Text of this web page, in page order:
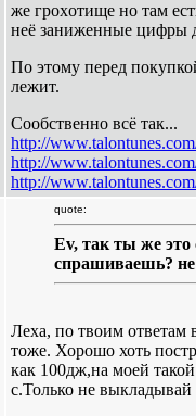
же гроxотище но там
неё заниженные цифры
По этому перед
лежит.
Сообственно всё так...
http://
http://
http://
quote:
Ev, так ты же это
спрашиваешь? не
Леха, по твоим ответам
тоже. Хорошо хоть
как 100дж,на моей
с.Только не